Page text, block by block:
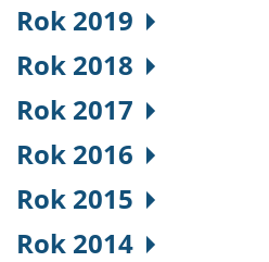
Rok 2019
Rok 2018
Rok 2017
Rok 2016
Rok 2015
Rok 2014